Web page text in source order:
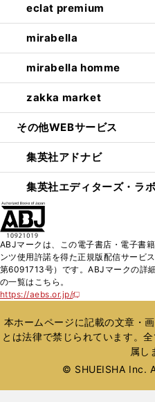
eclat premium
mirabella
mirabella homme
zakka market
その他WEBサービス
集英社アドナビ
集英社エディターズ・ラボ
ABJマークは、この電子書店・電子書
ンツ使用許諾を得た正規版配信サービ
第6091713号）です。ABJマークの詳
の一覧はこちら。
https://aebs.or.jp/
新
い
ウ
ィ
ウ
本ホームページに記載の文章・
とは法律で禁じられています。
属し
© SHUEISHA Inc.